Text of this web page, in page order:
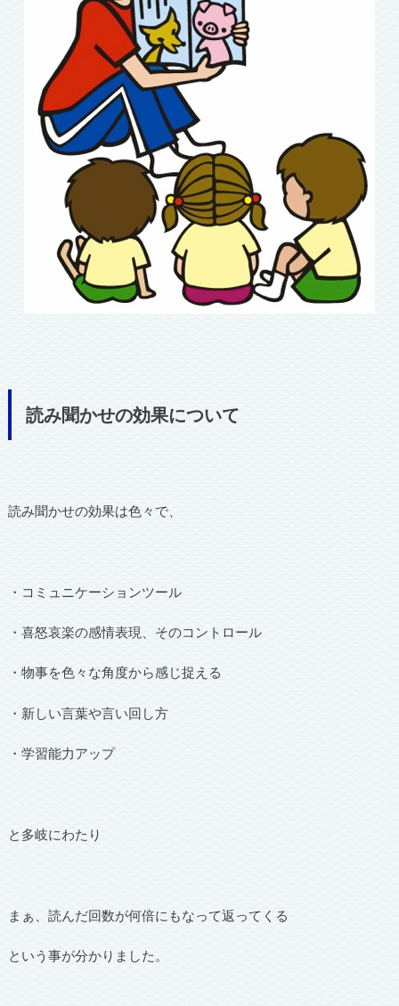
読み聞かせの効果について
読み聞かせの効果は色々で、
・コミュニケーションツール
・喜怒哀楽の感情表現、そのコントロール
・物事を色々な角度から感じ捉える
・新しい言葉や言い回し方
・学習能力アップ
と多岐にわたり
まぁ、読んだ回数が何倍にもなって返ってくる
という事が分かりました。